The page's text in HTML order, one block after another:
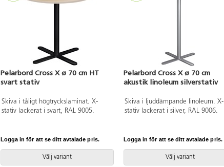
Pelarbord Cross X ø 70 cm HT
svart stativ
Skiva i tåligt högtryckslaminat. X-
stativ lackerat i svart, RAL 9005.
Logga in för att se ditt avtalade pris.
Välj variant
Pelarbord Cross X ø 70 cm
akustik linoleum silverstativ
Skiva i ljuddämpande linoleum. X-
stativ lackerat i silver, RAL 9006.
Logga in för att se ditt avtalade pris.
Välj variant